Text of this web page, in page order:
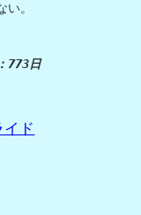
。
773日
ド